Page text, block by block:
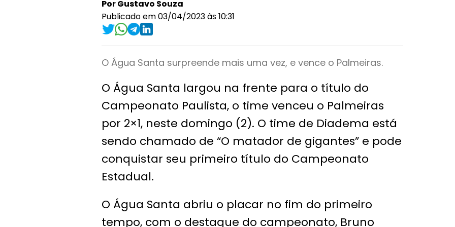
Por Gustavo Souza
Publicado em 03/04/2023 às 10:31
O Água Santa surpreende mais uma vez, e vence o Palmeiras.
O Água Santa largou na frente para o título do
Campeonato Paulista, o time venceu o Palmeiras
por 2×1, neste domingo (2). O time de Diadema está
sendo chamado de “O matador de gigantes” e pode
conquistar seu primeiro título do Campeonato
Estadual.
O Água Santa abriu o placar no fim do primeiro
tempo, com o destaque do campeonato, Bruno